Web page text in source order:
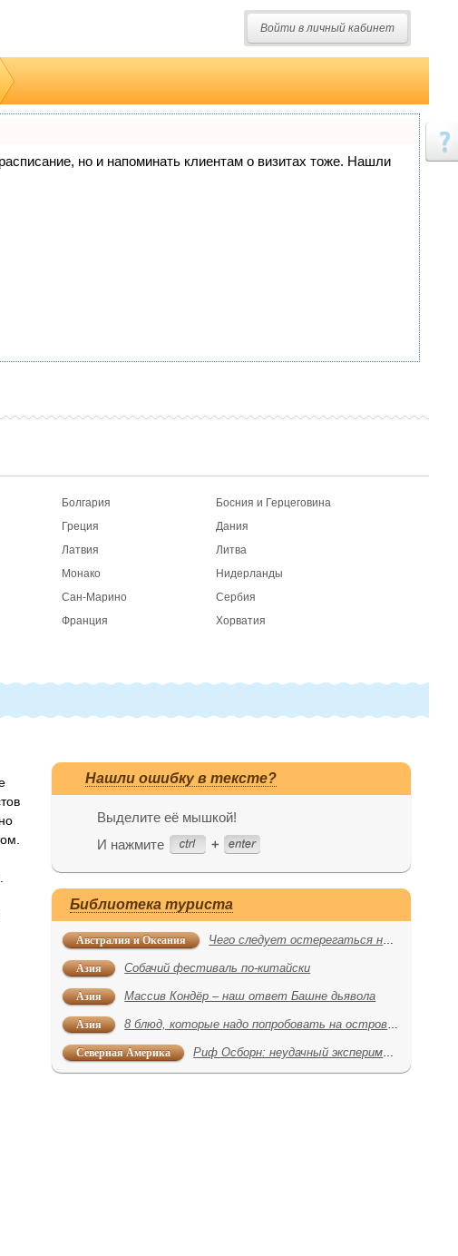
Войти в личный кабинет
но и напоминать клиентам о визитах тоже. Нашли
Болгария
Босния и Герцеговина
Греция
Дания
Латвия
Литва
Монако
Нидерланды
Сан-Марино
Сербия
Франция
Хорватия
Нашли ошибку в тексте?
Выделите её мышкой!
И нажмите
Библиотека туриста
Австралия и Океания Чего следует остерегаться на пляжах Австралии
Азия Собачий фестиваль по-китайски
Азия Массив Кондёр – наш ответ Башне дьявола
Азия 8 блюд, которые надо попробовать на острове Пенанг
Северная Америка Риф Осборн: неудачный эксперимент